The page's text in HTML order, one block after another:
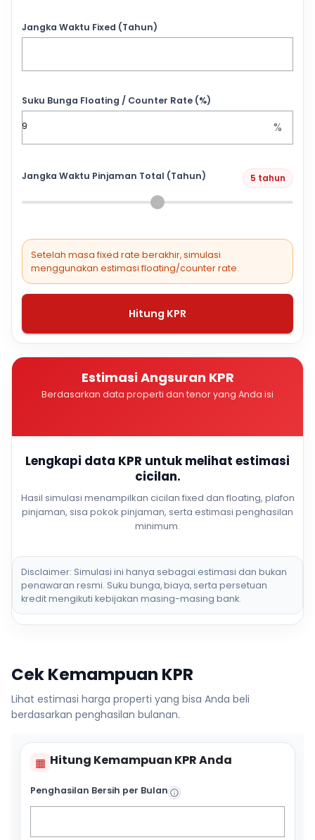
Jangka Waktu Fixed (Tahun)
Suku Bunga Floating / Counter Rate (%)
%
Jangka Waktu Pinjaman Total (Tahun) 5 tahun
Setelah masa fixed rate berakhir, simulasi
menggunakan estimasi floating/counter rate.
Hitung KPR
Estimasi Angsuran KPR
Berdasarkan data properti dan tenor yang Anda isi
Lengkapi data KPR untuk melihat estimasi
cicilan.
Hasil simulasi menampilkan cicilan fixed dan floating, plafon
pinjaman, sisa pokok pinjaman, serta estimasi penghasilan
minimum.
Disclaimer: Simulasi ini hanya sebagai estimasi dan bukan
penawaran resmi. Suku bunga, biaya, serta persetuan
kredit mengikuti kebijakan masing-masing bank.
Cek Kemampuan KPR
Lihat estimasi harga properti yang bisa Anda beli
berdasarkan penghasilan bulanan.
▦ Hitung Kemampuan KPR Anda
Penghasilan Bersih per Bulan